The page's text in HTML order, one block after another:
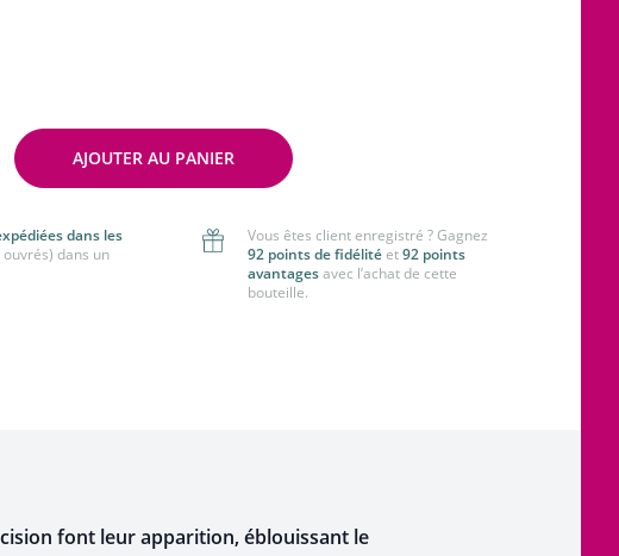
AJOUTER AU PANIER
dans les
dans un
Vous êtes client enregistré ? Gagnez
92 points de fidélité et92 points
avantagesavec l’achat de cette
bouteille.
font leur apparition, éblouissant le